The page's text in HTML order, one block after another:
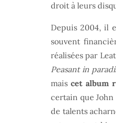
droit à leurs
Depuis 2004, il
souvent
réalisées par
Peasant in
mais cet album
certain que John
de talents